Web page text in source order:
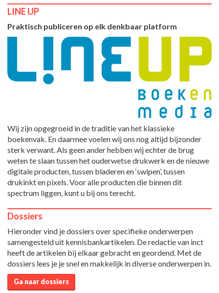
LINE UP
Praktisch publiceren op elk denkbaar platform
Wij zijn opgegroeid in de traditie van het klassieke
boekenvak. En daarmee voelen wij ons nog altijd bijzonder
sterk verwant. Als geen ander hebben wij echter de brug
weten te slaan tussen het ouderwetse drukwerk en de nieuwe
digitale producten, tussen bladeren en ‘swipen’, tussen
drukinkt en pixels. Voor alle producten die binnen dit
spectrum liggen, kunt u bij ons terecht.
Dossiers
Hieronder vind je dossiers over specifieke onderwerpen
samengesteld uit kennisbankartikelen. De redactie van inct
heeft de artikelen bij elkaar gebracht en geordend. Met de
dossiers lees je je snel en makkelijk in diverse onderwerpen in.
Ga naar dossiers